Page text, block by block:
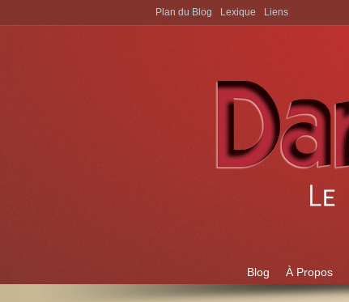
Aller à:
Blog À Propos
Plan du Blog Lexique Liens